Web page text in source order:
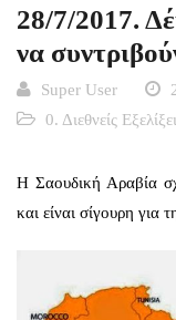
28/7/2017.
να
Super User
0. Διεθνείς
Η Σαουδική Αραβία
και είναι σίγουρη για